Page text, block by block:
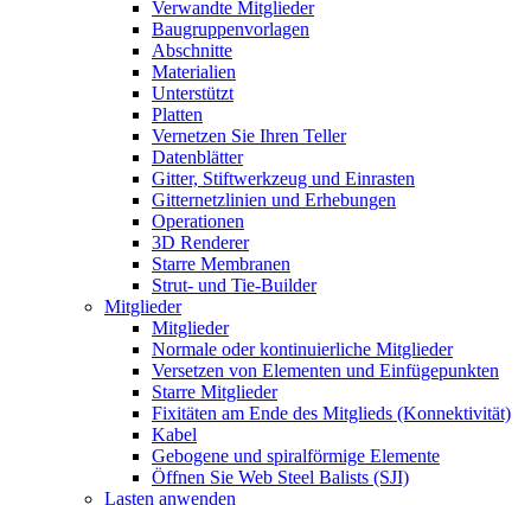
Verwandte Mitglieder
Baugruppenvorlagen
Abschnitte
Materialien
Unterstützt
Platten
Vernetzen Sie Ihren Teller
Datenblätter
Gitter, Stiftwerkzeug und Einrasten
Gitternetzlinien und Erhebungen
Operationen
3D Renderer
Starre Membranen
Strut- und Tie-Builder
Mitglieder
Mitglieder
Normale oder kontinuierliche Mitglieder
Versetzen von Elementen und Einfügepunkten
Starre Mitglieder
Fixitäten am Ende des Mitglieds (Konnektivität)
Kabel
Gebogene und spiralförmige Elemente
Öffnen Sie Web Steel Balists (SJI)
Lasten anwenden